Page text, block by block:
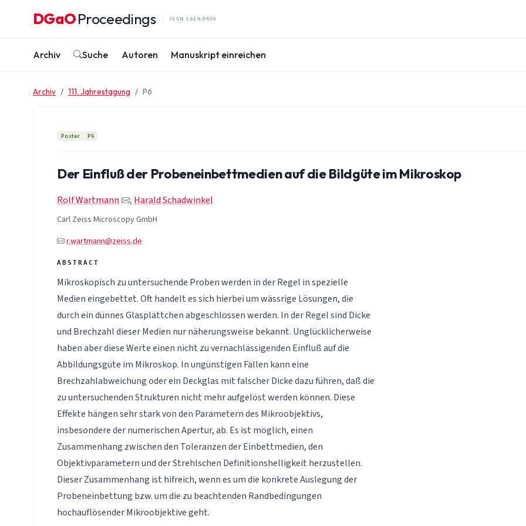
DGaO·Proceedings ISSN 1614-8436
Archiv Suche Autoren Manuskript einreichen
Archiv 111. Jahrestagung P6
Poster P6
Der Einfluß der Probeneinbettmedien auf die Bildgüte im Mikroskop
Rolf Wartmann , Harald Schadwinkel
Carl Zeiss Microscopy GmbH
r.wartmann@zeiss.de
Mikroskopisch zu untersuchende Proben werden in der Regel in spezielle
Medien eingebettet. Oft handelt es sich hierbei um wässrige Lösungen, die
durch ein dünnes Glasplättchen abgeschlossen werden. In der Regel sind Dicke
und Brechzahl dieser Medien nur näherungsweise bekannt. Unglücklicherweise
haben aber diese Werte einen nicht zu vernachlässigenden Einfluß auf die
Abbildungsgüte im Mikroskop. In ungünstigen Fällen kann eine
Brechzahlabweichung oder ein Deckglas mit falscher Dicke dazu führen, daß die
zu untersuchenden Strukturen nicht mehr aufgelöst werden können. Diese
Effekte hängen sehr stark von den Parametern des Mikroobjektivs,
insbesondere der numerischen Apertur, ab. Es ist möglich, einen
Zusammenhang zwischen den Toleranzen der Einbettmedien, den
Objektivparametern und der Strehlschen Definitionshelligkeit herzustellen.
Dieser Zusammenhang ist hifreich, wenn es um die konkrete Auslegung der
Probeneinbettung bzw. um die zu beachtenden Randbedingungen
hochauflösender Mikroobjektive geht.